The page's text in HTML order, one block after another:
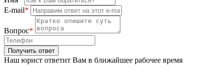
E-mail*
Вопрос*
Наш юрист ответит Вам в ближайшее рабочее время